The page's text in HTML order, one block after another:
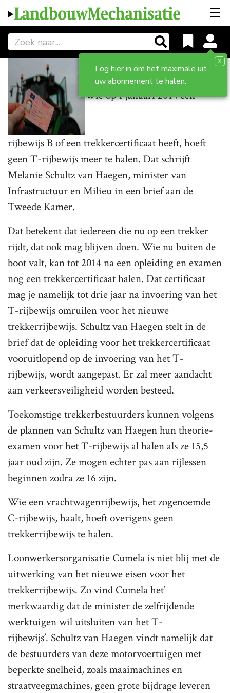
Log hier in om het maximale uit
uw abonnement te halen.
X
Wie op 1 januari 2014 een
rijbewijs B of een trekkercertificaat heeft, hoeft
geen T-rijbewijs meer te halen. Dat schrijft
Melanie Schultz van Haegen, minister van
Infrastructuur en Milieu in een brief aan de
Tweede Kamer.
Dat betekent dat iedereen die nu op een trekker
rijdt, dat ook mag blijven doen. Wie nu buiten de
boot valt, kan tot 2014 na een opleiding en examen
nog een trekkercertificaat halen. Dat certificaat
mag je namelijk tot drie jaar na invoering van het
T-rijbewijs omruilen voor het nieuwe
trekkerrijbewijs. Schultz van Haegen stelt in de
brief dat de opleiding voor het trekkercertificaat
vooruitlopend op de invoering van het T-
rijbewijs, wordt aangepast. Er zal meer aandacht
aan verkeersveiligheid worden besteed.
Toekomstige trekkerbestuurders kunnen volgens
de plannen van Schultz van Haegen hun theorie-
examen voor het T-rijbewijs al halen als ze 15,5
jaar oud zijn. Ze mogen echter pas aan rijlessen
beginnen zodra ze 16 zijn.
Wie een vrachtwagenrijbewijs, het zogenoemde
C-rijbewijs, haalt, hoeft overigens geen
trekkerrijbewijs te halen.
Loonwerkersorganisatie Cumela is niet blij met de
uitwerking van het nieuwe eisen voor het
trekkerrijbewijs. Zo vind Cumela het’
merkwaardig dat de minister de zelfrijdende
werktuigen wil uitsluiten van het T-
rijbewijs’. Schultz van Haegen vindt namelijk dat
de bestuurders van deze motorvoertuigen met
beperkte snelheid, zoals maaimachines en
straatveegmachines, geen grote bijdrage leveren